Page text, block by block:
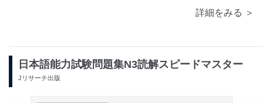
詳細をみる ＞
日本語能力試験問題集N3読解スピードマスター
Jリサーチ出版